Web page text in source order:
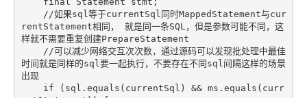
//如果sql等于currentSql同时MappedStatement与cur
rentStatement相同， 就是同一条SQL，但是参数可能不同，这
样就不需要重复创建PrepareStatement
//可以减少网络交互次次数，通过源码可以发现批处理中最佳
时间就是同样的sql要一起执行，不要存在不同sql间隔这样的场景
出现
if (sql.equals(currentSql) && ms.equals(curr